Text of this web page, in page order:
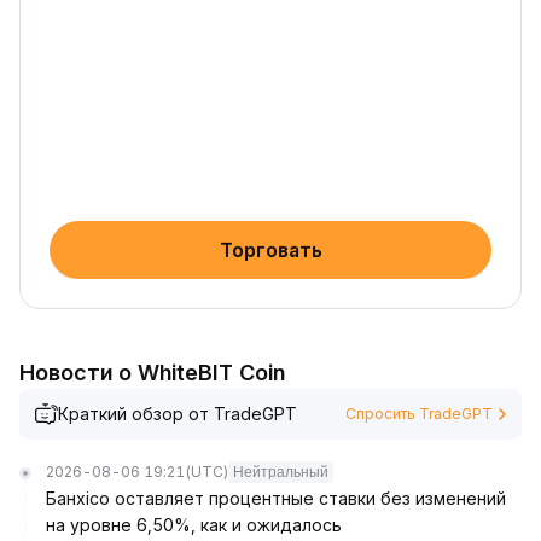
Торговать
Новости о WhiteBIT Coin
Краткий обзор от TradeGPT Спросить TradeGPT
2026-08-06 19:21 (UTC) Нейтральный
Банxico оставляет процентные ставки без изменений
на уровне 6,50%, как и ожидалось